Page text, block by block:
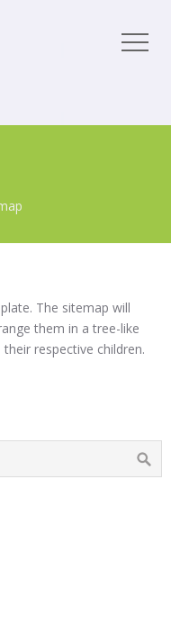
The sitemap will
them in a tree-like
respective children.